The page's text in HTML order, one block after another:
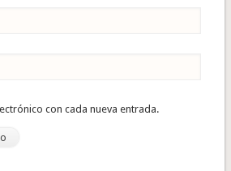
con cada nueva entrada.